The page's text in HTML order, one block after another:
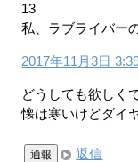
13
私、ラブライバー
2017年11月3日
どうしても欲しく
懐は寒いけどダイ
通報 返信